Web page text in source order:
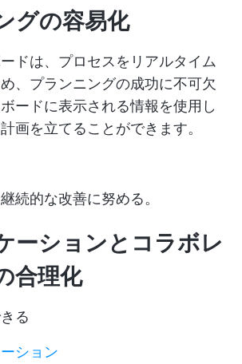
グの容易化
ドは、プロセスをリアルタイム
、プランニングの成功に不可欠
ードに表示される情報を使用し
画を立てることができます。
続的な改善に努める。
ーションとコラボレ
合理化
る
ション